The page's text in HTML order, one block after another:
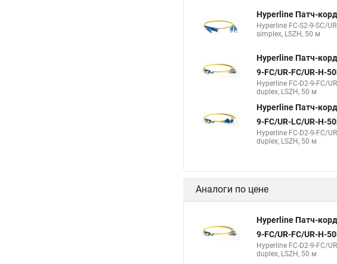
Hyperline Патч-
Hyperline FC-S2-9-SC/
simplex, LSZH, 50 м
Hyperline Патч-
9-FC/UR-FC/UR-H-
Hyperline FC-D2-9-FC/
duplex, LSZH, 50 м
Hyperline Патч-
9-FC/UR-LC/UR-H-
Hyperline FC-D2-9-FC/
duplex, LSZH, 50 м
Аналоги по цене
Hyperline Патч-
9-FC/UR-FC/UR-H-
Hyperline FC-D2-9-FC/
duplex, LSZH, 50 м